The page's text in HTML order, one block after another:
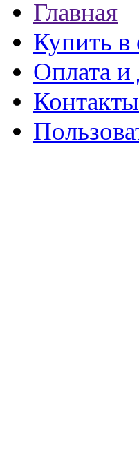
Главная
Купить в
Оплата и
Контакты